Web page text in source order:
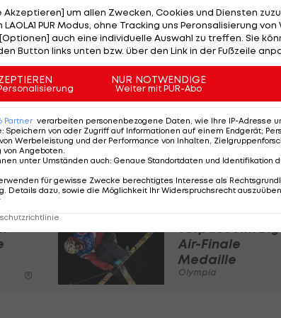
als Zweiter abschloss, darf er sich
sich nur dem Amerikaner Mac Forehand
zuletzt als Siebter nicht nach Plan
Air schon einmal über den dritten Platz jubeln.
Lara Wolf
verpasst im
Air-Finale
Medaille
Olympia
Akzeptieren] um allen Zwecken, Cookies und Diensten
PUR Modus, ohne Tracking uns Peronsalisierung
auch eine individuelle Auswahl zu treffen. Sie
Button links unten bzw. über den Link in der Fußzeile
NUR NOTWENDIGE
Weiter mit PUR-Abo
Partner verarbeiten personenbezogene Daten, wie Ihre IP-Adresse
: Speichern von oder Zugriff auf Informationen auf einem Endgerät;
Werbeleistung und der Performance von Inhalten,
von Angeboten.
unter Umständen auch: Genaue Standortdaten und Identifikation
für gewisse Zwecke berechtigtes Interesse als
Details dazu, sowie die Möglichkeit Ihr Widerspruchsrecht